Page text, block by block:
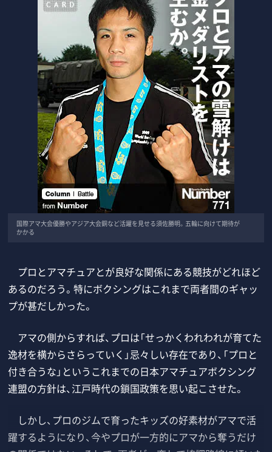
国際アマ大会優勝やアジア大会銅など活躍を見せる須佐勝明。五輪に向けて期待が
かかる
プロとアマチュアとが良好な関係にある競技がどれほど
あるのだろう。特にボクシングはこれまで両者間のギャッ
プが甚だしかった。
アマの側からすれば、プロは「せっかくわれわれが育てた
逸材を横からさらっていく」忌々しい存在であり、「プロと
付き合うな」というこれまでの日本アマチュアボクシング
連盟の方針は、江戸時代の鎖国政策を思い起こさせた。
しかし、プロのジムで育ったキッズの好素材がアマで活
躍するようになり、今やプロが一方的にアマから奪うだけ